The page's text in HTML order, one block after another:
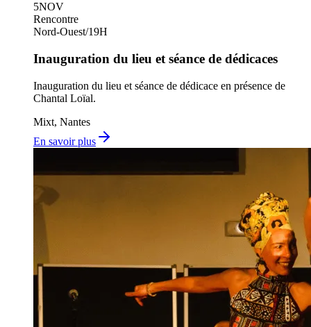
5NOV
Rencontre
Nord-Ouest/19H
Inauguration du lieu et séance de dédicaces
Inauguration du lieu et séance de dédicace en présence de
Chantal Loïal.
Mixt, Nantes
En savoir plus